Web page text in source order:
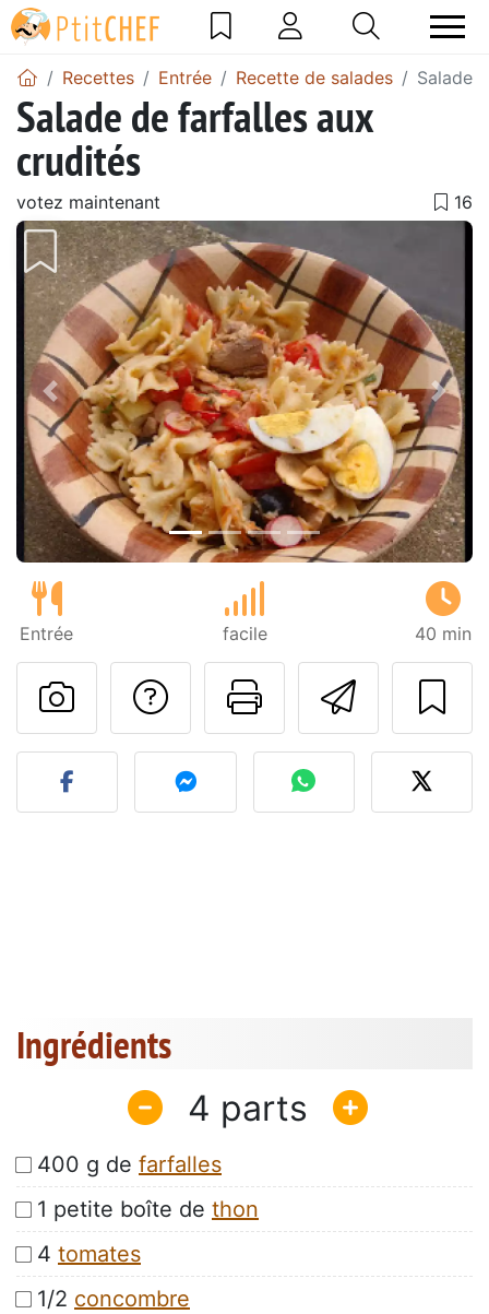
Recettes Entrée Recette de salades Salade
Salade de farfalles aux
crudités
votez maintenant
Précédent
Entrée facile 40 min
Imprimer
Poser une
Publier votre photo de
Ingrédients
4
400 g de farfalles
1 petite boîte de thon
4 tomates
1/2 concombre